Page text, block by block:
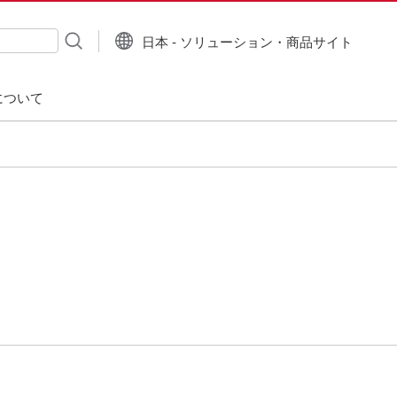
ついて
日本 - ソリューション・商品サイト